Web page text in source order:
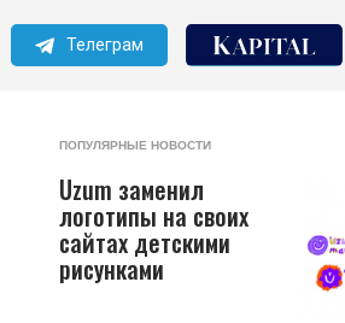
Телеграм
ПОПУЛЯРНЫЕ НОВОСТИ
Uzum заменил
логотипы на своих
сайтах детскими
рисунками